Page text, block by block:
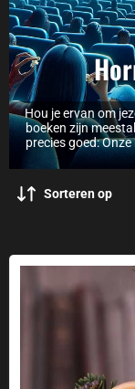
Hou je ervan om
boeken zijn
precies goed:
Sorteren op
Gremlins